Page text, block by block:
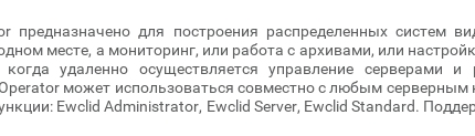
предназначено для построения распределенных систем
месте, а мониторинг, или работа с архивами, или
удаленно осуществляется управление серверами
может использоваться совместно с любым
Ewclid Administrator, Ewclid Server, Ewclid Standard.